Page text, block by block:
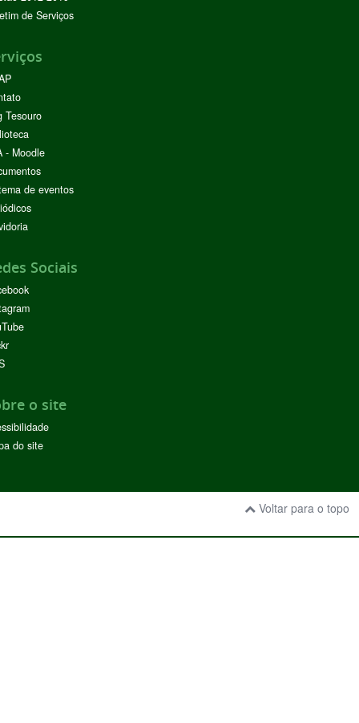
de Serviços
Tesouro
- Moodle
de eventos
Sociais
o site
do site
Voltar para o topo